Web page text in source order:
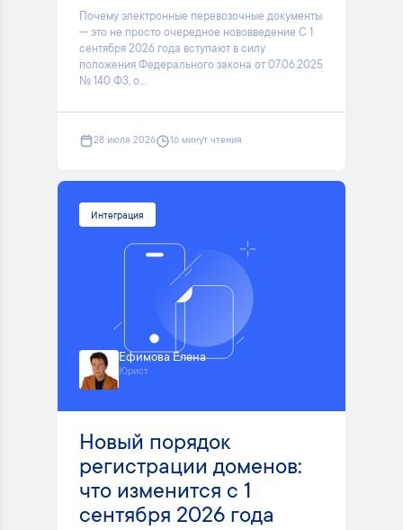
Почему электронные перевозочные документы
— это не просто очередное нововведение С 1
сентября 2026 года вступают в силу
положения Федерального закона от 07.06.2025
№ 140 ФЗ, о...
28 июля 2026 16 минут чтения
Интеграция
Ефимова Елена
Юрист
Новый порядок
регистрации доменов:
что изменится с 1
сентября 2026 года